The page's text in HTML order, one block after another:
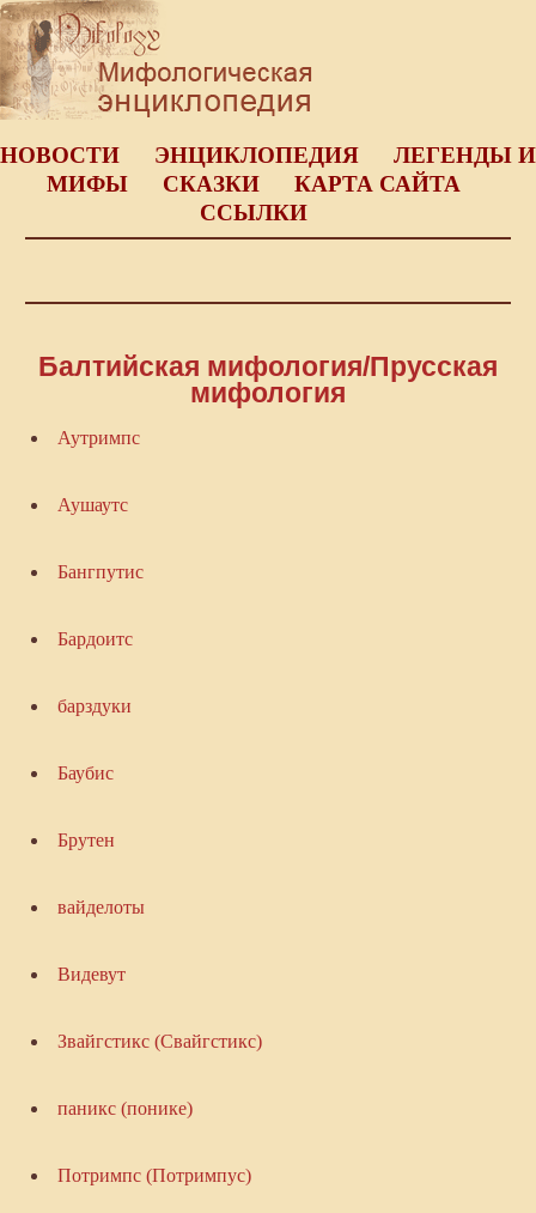
НОВОСТИ ЭНЦИКЛОПЕДИЯ
ЛЕГЕНДЫ И
МИФЫ
СКАЗКИ
КАРТА САЙТА
ССЫЛКИ
Балтийская мифология/Прусская
мифология
Аутримпс
Аушаутс
Бангпутис
Бардоитс
барздуки
Баубис
Брутен
вайделоты
Видевут
Звайгстикс (Свайгстикс)
паникс (понике)
Потримпс (Потримпус)